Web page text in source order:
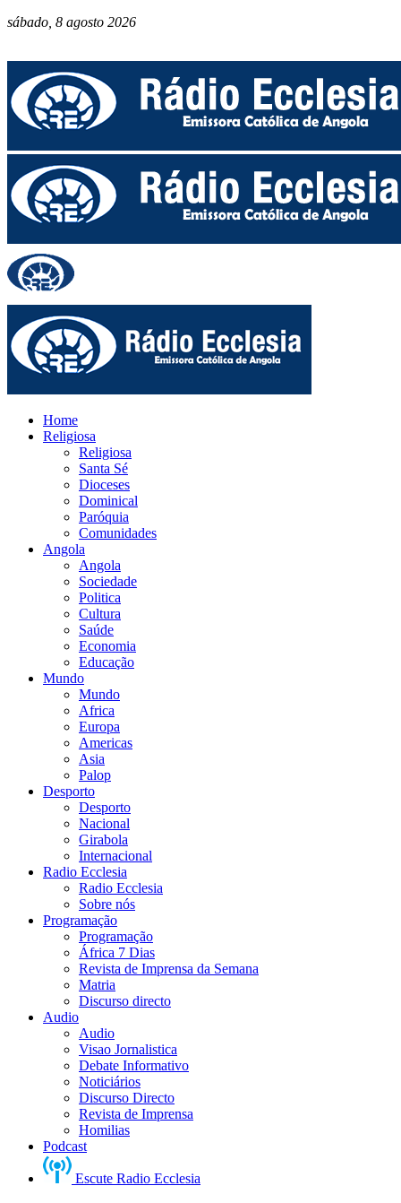
sábado, 8 agosto 2026
Home
Religiosa
Religiosa
Santa Sé
Dioceses
Dominical
Paróquia
Comunidades
Angola
Angola
Sociedade
Politica
Cultura
Saúde
Economia
Educação
Mundo
Mundo
Africa
Europa
Americas
Asia
Palop
Desporto
Desporto
Nacional
Girabola
Internacional
Radio Ecclesia
Radio Ecclesia
Sobre nós
Programação
Programação
África 7 Dias
Revista de Imprensa da Semana
Matria
Discurso directo
Audio
Audio
Visao Jornalistica
Debate Informativo
Noticiários
Discurso Directo
Revista de Imprensa
Homilias
Podcast
Escute Radio Ecclesia